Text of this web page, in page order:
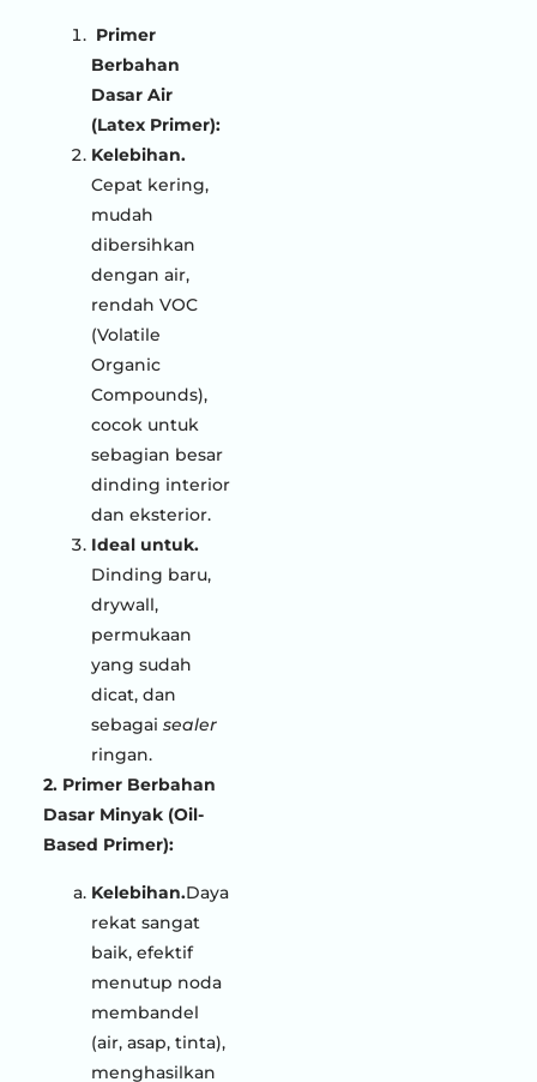
Primer
Berbahan
Dasar Air
(Latex Primer):
Kelebihan.
Cepat kering,
mudah
dibersihkan
dengan air,
rendah VOC
(Volatile
Organic
Compounds),
cocok untuk
sebagian besar
dinding interior
dan eksterior.
Ideal untuk.
Dinding baru,
drywall,
permukaan
yang sudah
dicat, dan
sebagai sealer
ringan.
2. Primer Berbahan
Dasar Minyak (Oil-
Based Primer):
Kelebihan.Daya
rekat sangat
baik, efektif
menutup noda
membandel
(air, asap, tinta),
menghasilkan